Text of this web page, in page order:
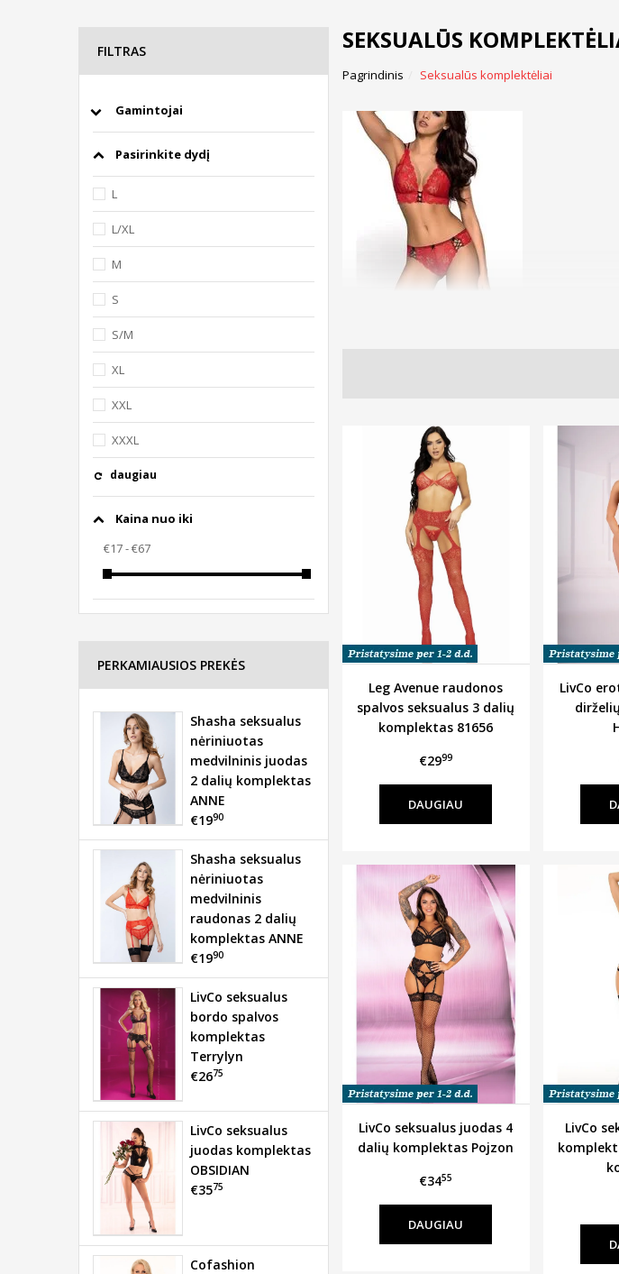
SEKSUALŪS
Pagrindinis Seksualūs komplektėliai
Leg Avenue raudonos
spalvos seksualus 3 dalių
komplektas 81656
€2999
DAUGIAU
LivCo
LivCo seksualus juodas 4
dalių komplektas Pojzon
€3455
DAUGIAU
LivCo
FILTRAS
Gamintojai
Pasirinkite dydį
L
L/XL
M
S
S/M
XL
XXL
XXXL
daugiau
Kaina nuo iki
PERKAMIAUSIOS PREKĖS
Shasha seksualus
nėriniuotas
medvilninis juodas
2 dalių komplektas
ANNE
€1990
Shasha seksualus
nėriniuotas
medvilninis
raudonas 2 dalių
komplektas ANNE
€1990
LivCo seksualus
bordo spalvos
komplektas
Terrylyn
€2675
LivCo seksualus
juodas komplektas
OBSIDIAN
€3575
Cofashion